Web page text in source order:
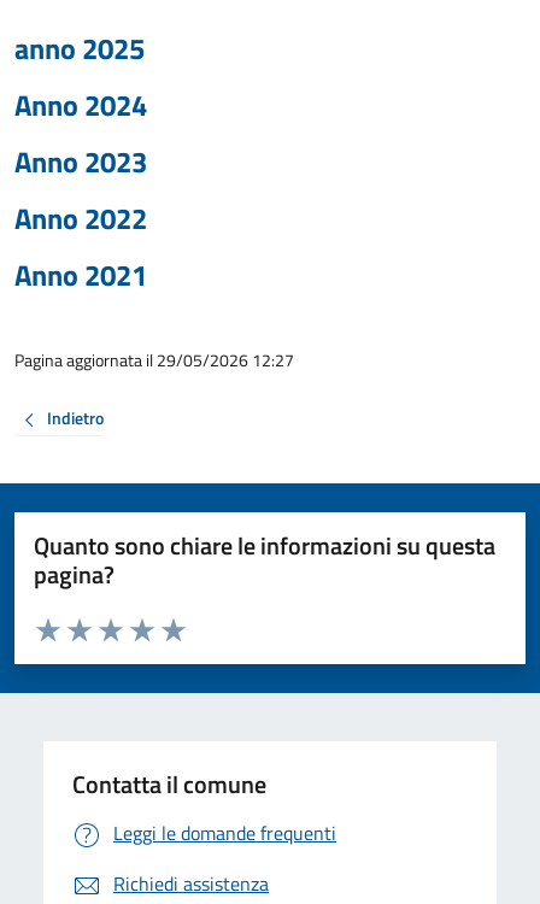
anno 2025
Anno 2024
Anno 2023
Anno 2022
Anno 2021
Pagina aggiornata il 29/05/2026 12:27
Indietro
Quanto sono chiare le informazioni su questa
pagina?
Valuta da 1 a 5 stelle la pagina
Valuta 5 stelle su 5
Valuta 4 stelle su 5
Valuta 3 stelle su 5
Valuta 2 stelle su 5
Valuta 1 stelle su 5
Contatta il comune
Leggi le domande frequenti
Richiedi assistenza